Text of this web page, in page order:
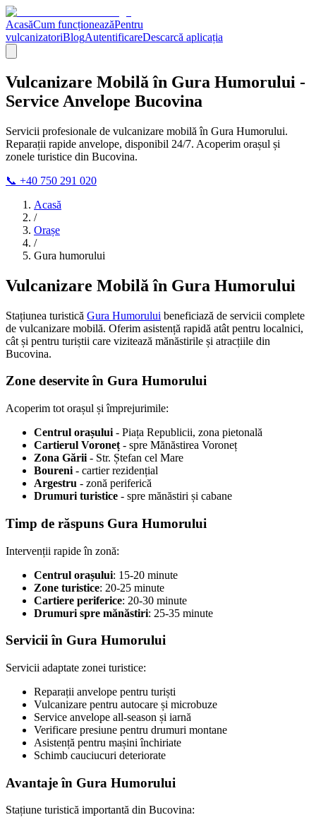
AcasăCum funcționeazăPentru
vulcanizatoriBlogAutentificareDescarcă aplicația
Vulcanizare Mobilă în Gura Humorului -
Service Anvelope Bucovina
Servicii profesionale de vulcanizare mobilă în Gura Humorului.
Reparații rapide anvelope, disponibil 24/7. Acoperim orașul și
zonele turistice din Bucovina.
📞 +40 750 291 020
Acasă
/
Orașe
/
Gura humorului
Vulcanizare Mobilă în Gura Humorului
Stațiunea turistică Gura Humorului beneficiază de servicii complete
de vulcanizare mobilă. Oferim asistență rapidă atât pentru localnici,
cât și pentru turiștii care vizitează mănăstirile și atracțiile din
Bucovina.
Zone deservite în Gura Humorului
Acoperim tot orașul și împrejurimile:
Centrul orașului - Piața Republicii, zona pietonală
Cartierul Voroneț - spre Mănăstirea Voroneț
Zona Gării - Str. Ștefan cel Mare
Boureni - cartier rezidențial
Argestru - zonă periferică
Drumuri turistice - spre mănăstiri și cabane
Timp de răspuns Gura Humorului
Intervenții rapide în zonă:
Centrul orașului: 15-20 minute
Zone turistice: 20-25 minute
Cartiere periferice: 20-30 minute
Drumuri spre mănăstiri: 25-35 minute
Servicii în Gura Humorului
Servicii adaptate zonei turistice:
Reparații anvelope pentru turiști
Vulcanizare pentru autocare și microbuze
Service anvelope all-season și iarnă
Verificare presiune pentru drumuri montane
Asistență pentru mașini închiriate
Schimb cauciucuri deteriorate
Avantaje în Gura Humorului
Stațiune turistică importantă din Bucovina: